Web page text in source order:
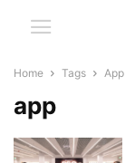
Home Tags App
app